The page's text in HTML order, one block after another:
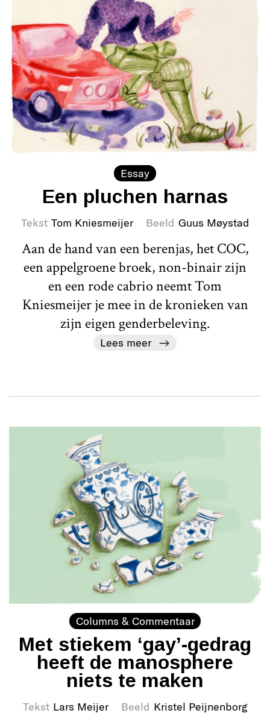
Essay
Een pluchen harnas
Tekst Tom Kniesmeijer Beeld Guus Møystad
Aan de hand van een berenjas, het COC,
een appelgroene broek, non-binair zijn
en een rode cabrio neemt Tom
Kniesmeijer je mee in de kronieken van
zijn eigen genderbeleving.
Lees meer
Columns & Commentaar
Met stiekem ‘gay’-gedrag
heeft de manosphere
niets te maken
Tekst Lars Meijer Beeld Kristel Peijnenborg